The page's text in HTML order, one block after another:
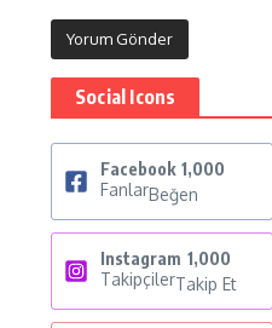
Social Icons
Facebook 1,000
FanlarBeğen
Instagram 1,000
TakipçilerTakip Et